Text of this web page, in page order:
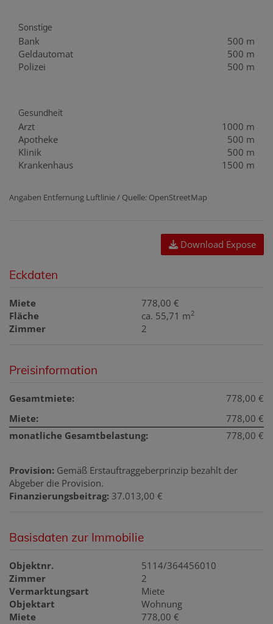
Sonstige
Bank
500 m
Geldautomat
500 m
Polizei
500 m
Gesundheit
Arzt
1000 m
Apotheke
500 m
Klinik
500 m
Krankenhaus
1500 m
Angaben Entfernung Luftlinie / Quelle: OpenStreetMap
Download Expose
Eckdaten
Miete
778,00 €
Fläche
ca. 55,71 m2
Zimmer 2
Preisinformation
Gesamtmiete:
778,00 €
Miete:
778,00 €
monatliche Gesamtbelastung:
778,00 €
Provision: Gemäß Erstauftraggeberprinzip bezahlt der
Abgeber die Provision.
Finanzierungsbeitrag: 37.013,00 €
Basisdaten zur Immobilie
Objektnr.
5114/364456010
Zimmer
2
Vermarktungsart
Miete
Objektart
Wohnung
Miete
778,00 €